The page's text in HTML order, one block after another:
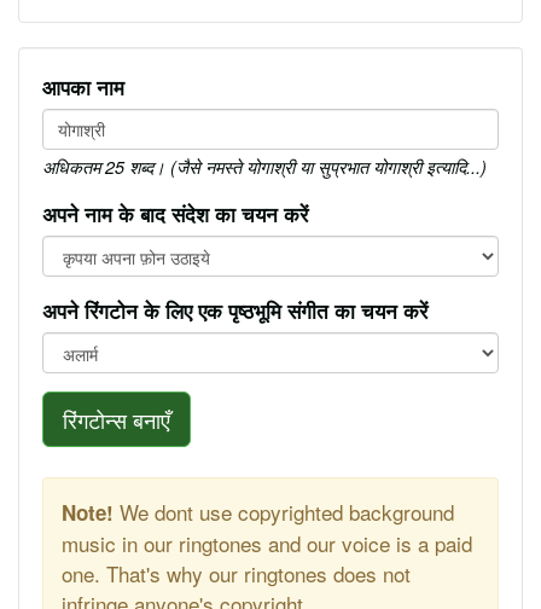
आपका नाम
अधिकतम 25 शब्द। (जैसे नमस्ते योगाश्री या सुप्रभात योगाश्री इत्यादि...)
अपने नाम के बाद संदेश का चयन करें
अपने रिंगटोन के लिए एक पृष्ठभूमि संगीत का चयन करें
रिंगटोन्स बनाएँ
Note! We dont use copyrighted background
music in our ringtones and our voice is a paid
one. That's why our ringtones does not
infringe anyone's copyright.